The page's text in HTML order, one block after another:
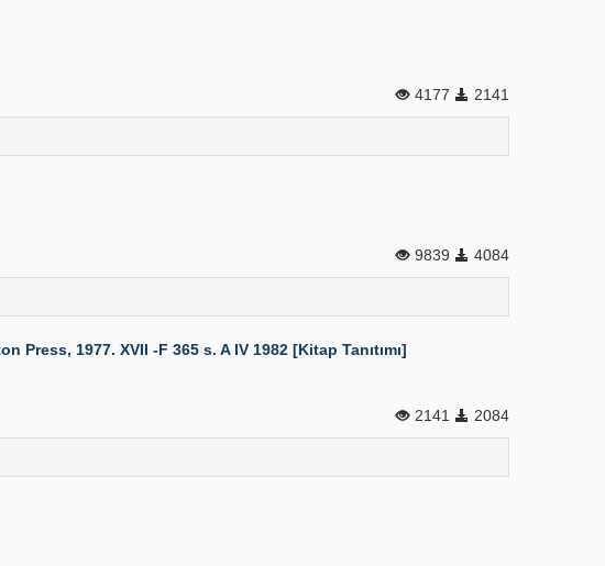
4177 2141
9839 4084
1977. XVII -F 365 s. A IV 1982 [Kitap Tanıtımı]
2141 2084